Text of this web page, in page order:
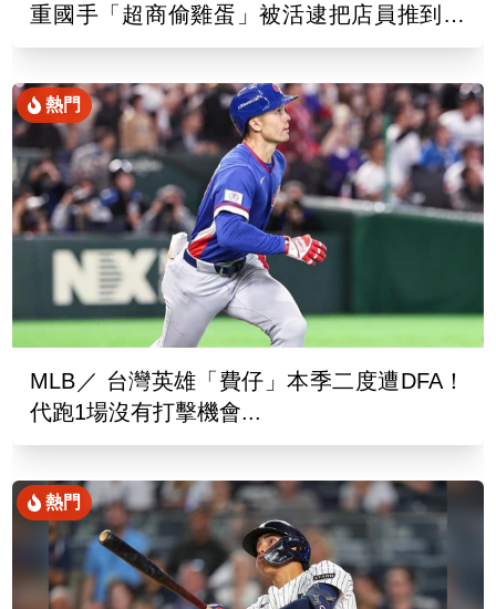
重國手「超商偷雞蛋」被活逮把店員推到骨
折
熱門
MLB／ 台灣英雄「費仔」本季二度遭DFA！
代跑1場沒有打擊機會...
熱門